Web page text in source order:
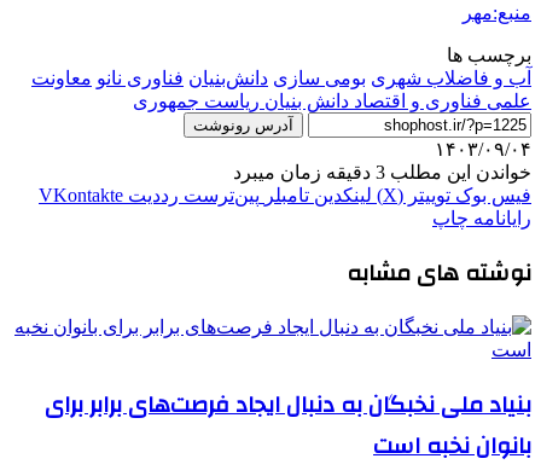
منبع:مهر
برچسب ها
آب و فاضلاب شهری بومی سازی دانش‌بنیان فناوری نانو معاونت
علمی فناوری و اقتصاد دانش بنیان ریاست جمهوری
آدرس رونوشت
۱۴۰۳/۰۹/۰۴
خواندن این مطلب 3 دقیقه زمان میبرد
فیس بوک توییتر (X) لینکدین ‫تامبلر ‫پین‌ترست ‫رددیت ‫VKontakte
رایانامه چاپ
نوشته های مشابه
بنیاد ملی نخبگان به دنبال ایجاد فرصت‌های برابر برای
بانوان نخبه است